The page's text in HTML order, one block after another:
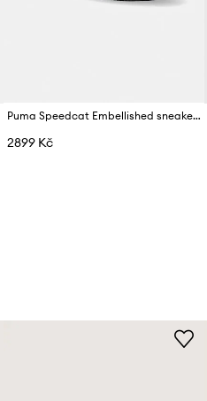
Puma Speedcat Embellished sneakers boty dámské kožené
2899 Kč